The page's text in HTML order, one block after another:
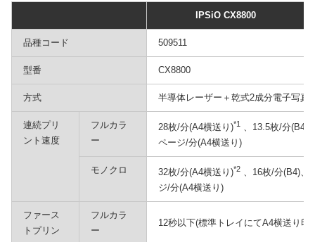
IPSiO CX8800
品種コード 509511
型番 CX8800
方式 半導体レーザー＋乾式2成分電子写真
連続プリ
ント速度
フルカラ
ー
28枚/分(A4横送り)*1 、13.5枚/分(B4)
ページ/分(A4横送り)
モノクロ 32枚/分(A4横送り)*2 、16枚/分(B4)、
ジ/分(A4横送り)
ファース
トプリン
フルカラ
ー
12秒以下(標準トレイにてA4横送り印